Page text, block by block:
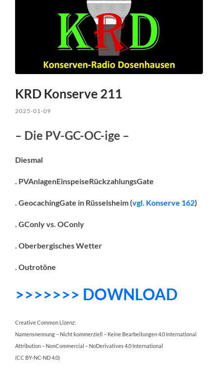
KRD Konserve 211
2025-01-09
– Die PV-GC-OC-ige –
Diesmal
. PVAnlagenEinspeiseRückzahlungsGate
. GeocachingGate in Rüsselsheim (vgl. Konserve 162)
. GConly vs. OConly
. Oberbergisches Wetter
. Outrotöne
>>>>>>> DOWNLOAD
Creative Common Lizenz:
Namensnennung – Nicht kommerziell – Keine Bearbeitungen 4.0 International
Attribution – NonCommercial – NoDerivatives 4.0 International
(CC BY-NC-ND 4.0)